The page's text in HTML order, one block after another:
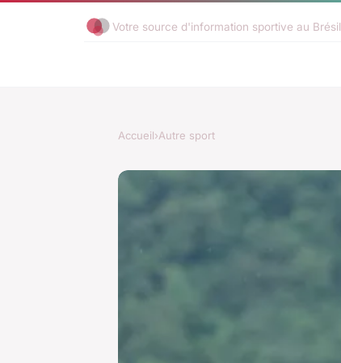
Votre source d'information sportive au Brésil
Accueil›Autre sport